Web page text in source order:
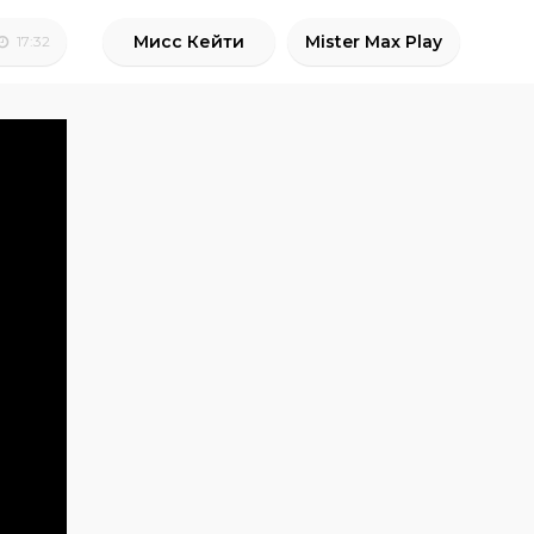
17:32 Мисс Кейти Mister Max Play